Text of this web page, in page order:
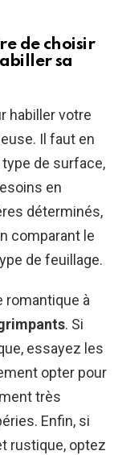
de choisir
sa
habiller votre
Il faut en
de surface,
en
déterminés,
comparant le
de feuillage.
romantique à
. Si
essayez les
opter pour
très
Enfin, si
rustique, optez